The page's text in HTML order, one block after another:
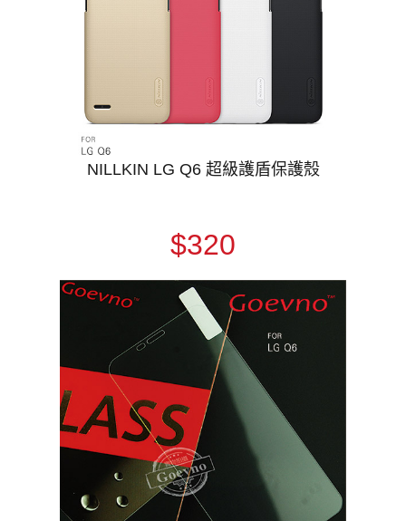
NILLKIN LG Q6 超級護盾保護殼
$320